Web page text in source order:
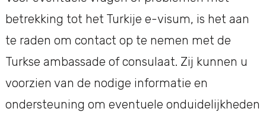
betrekking tot het Turkije e-visum, is het aan
te raden om contact op te nemen met de
Turkse ambassade of consulaat. Zij kunnen u
voorzien van de nodige informatie en
ondersteuning om eventuele onduidelijkheden